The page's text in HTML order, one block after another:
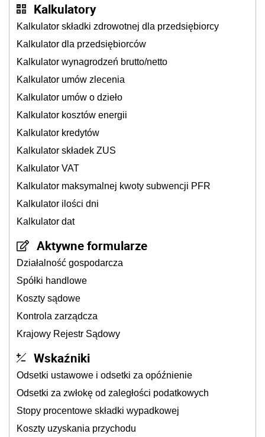
Kalkulatory
Kalkulator składki zdrowotnej dla przedsiębiorcy
Kalkulator dla przedsiębiorców
Kalkulator wynagrodzeń brutto/netto
Kalkulator umów zlecenia
Kalkulator umów o dzieło
Kalkulator kosztów energii
Kalkulator kredytów
Kalkulator składek ZUS
Kalkulator VAT
Kalkulator maksymalnej kwoty subwencji PFR
Kalkulator ilości dni
Kalkulator dat
Aktywne formularze
Działalność gospodarcza
Spółki handlowe
Koszty sądowe
Kontrola zarządcza
Krajowy Rejestr Sądowy
Wskaźniki
Odsetki ustawowe i odsetki za opóźnienie
Odsetki za zwłokę od zaległości podatkowych
Stopy procentowe składki wypadkowej
Koszty uzyskania przychodu